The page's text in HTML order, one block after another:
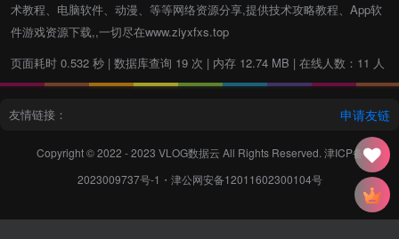
术教程、电脑软件、动漫、等等网络资源分享,提供技术攻略教程、App软
件游戏资源下载,,一切尽在www.ziyxfxs.top
页面耗时 0.532 秒 | 数据库查询 19 次 | 内存 12.74 MB | 在线人数：11 人
友情链接： 申请友链
Copyright © 2022 - 2023 VLOG数据云 All Rights Reserved. 津ICP备
2023009737号-1 ・ 津公网安备12011602300104号